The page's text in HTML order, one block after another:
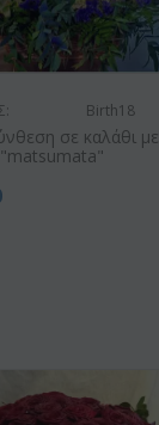
Birth18
σε καλάθι με
"matsumata"